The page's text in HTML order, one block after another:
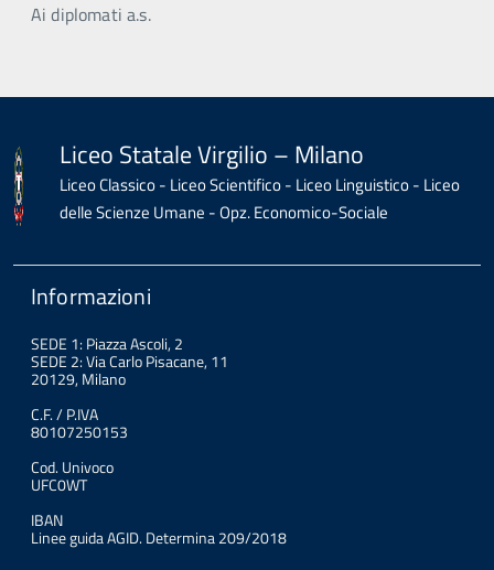
Ai diplomati a.s.
Liceo Statale Virgilio – Milano
Liceo Classico - Liceo Scientifico - Liceo Linguistico - Liceo
delle Scienze Umane - Opz. Economico-Sociale
Informazioni
SEDE 1: Piazza Ascoli, 2
SEDE 2: Via Carlo Pisacane, 11
20129, Milano
C.F. / P.IVA
80107250153
Cod. Univoco
UFC0WT
IBAN
Linee guida AGID. Determina 209/2018